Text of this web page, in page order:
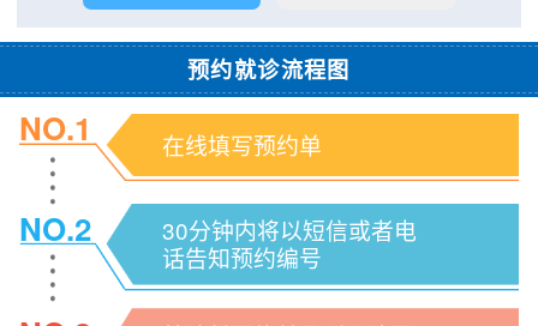
预约就诊流程图
NO.1 在线填写预约单
NO.2
30分钟内将以短信或者电
话告知预约编号